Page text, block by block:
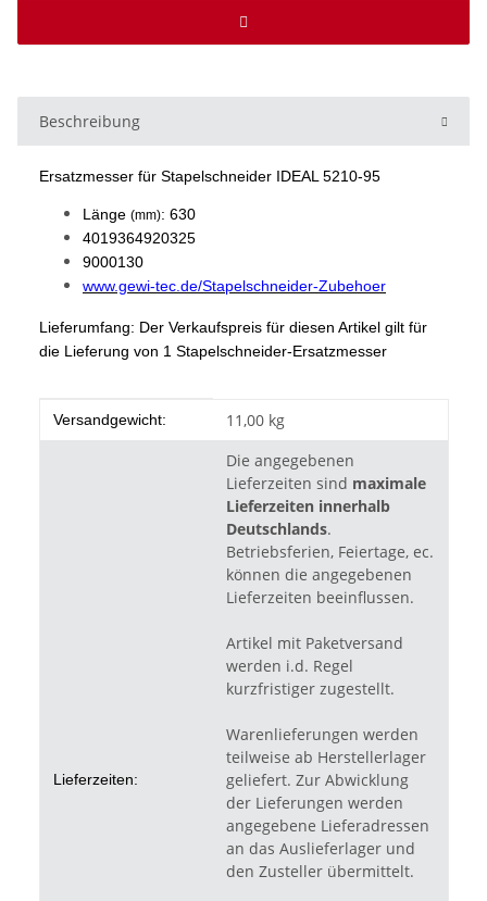
Beschreibung
Ersatzmesser für Stapelschneider IDEAL 5210-95
Länge (mm): 630
4019364920325
9000130
www.gewi-tec.de/Stapelschneider-Zubehoer
Lieferumfang: Der Verkaufspreis für diesen Artikel gilt für
die Lieferung von 1 Stapelschneider-Ersatzmesser
Produkteigenschaft
Wert
Versandgewicht: 11,00 kg
Lieferzeiten:
Die angegebenen
Lieferzeiten sind maximale
Lieferzeiten innerhalb
Deutschlands.
Betriebsferien, Feiertage, ec.
können die angegebenen
Lieferzeiten beeinflussen.
Artikel mit Paketversand
werden i.d. Regel
kurzfristiger zugestellt.
Warenlieferungen werden
teilweise ab Herstellerlager
geliefert. Zur Abwicklung
der Lieferungen werden
angegebene Lieferadressen
an das Auslieferlager und
den Zusteller übermittelt.